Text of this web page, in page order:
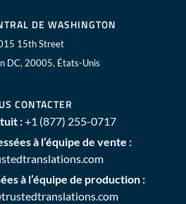
DE WASHINGTON
15th Street
DC, 20005, États-Unis
CONTACTER
:+1 (877) 255-0717
à l’équipe de vente :
à l’équipe de production :